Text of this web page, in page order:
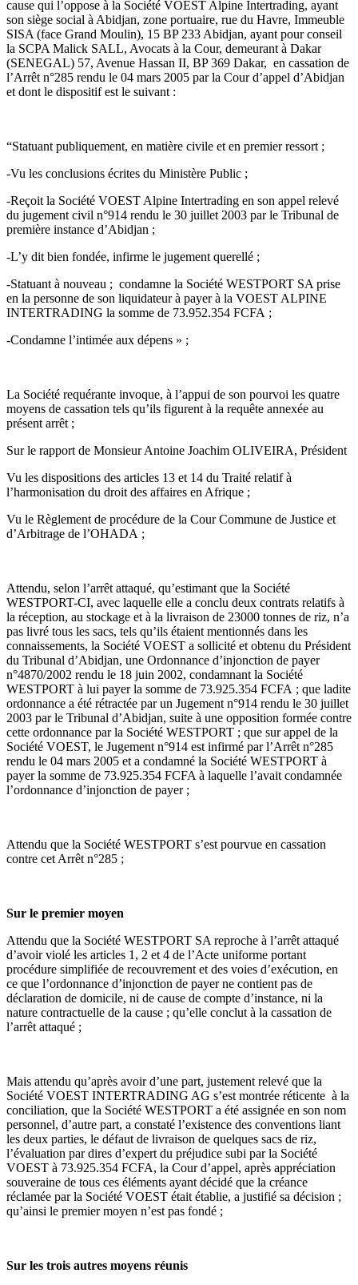
cause qui l’oppose à la Société VOEST Alpine Intertrading, ayant
son siège social à Abidjan, zone portuaire, rue du Havre, Immeuble
SISA (face Grand Moulin), 15 BP 233 Abidjan, ayant pour conseil
la SCPA Malick SALL, Avocats à la Cour, demeurant à Dakar
(SENEGAL) 57, Avenue Hassan II, BP 369 Dakar, en cassation de
l’Arrêt n°285 rendu le 04 mars 2005 par la Cour d’appel d’Abidjan
et dont le dispositif est le suivant :
“Statuant publiquement, en matière civile et en premier ressort ;
-Vu les conclusions écrites du Ministère Public ;
-Reçoit la Société VOEST Alpine Intertrading en son appel relevé
du jugement civil n°914 rendu le 30 juillet 2003 par le Tribunal de
première instance d’Abidjan ;
-L’y dit bien fondée, infirme le jugement querellé ;
-Statuant à nouveau ; condamne la Société WESTPORT SA prise
en la personne de son liquidateur à payer à la VOEST ALPINE
INTERTRADING la somme de 73.952.354 FCFA ;
-Condamne l’intimée aux dépens » ;
La Société requérante invoque, à l’appui de son pourvoi les quatre
moyens de cassation tels qu’ils figurent à la requête annexée au
présent arrêt ;
Sur le rapport de Monsieur Antoine Joachim OLIVEIRA, Président
Vu les dispositions des articles 13 et 14 du Traité relatif à
l’harmonisation du droit des affaires en Afrique ;
Vu le Règlement de procédure de la Cour Commune de Justice et
d’Arbitrage de l’OHADA ;
Attendu, selon l’arrêt attaqué, qu’estimant que la Société
WESTPORT-CI, avec laquelle elle a conclu deux contrats relatifs à
la réception, au stockage et à la livraison de 23000 tonnes de riz, n’a
pas livré tous les sacs, tels qu’ils étaient mentionnés dans les
connaissements, la Société VOEST a sollicité et obtenu du Président
du Tribunal d’Abidjan, une Ordonnance d’injonction de payer
n°4870/2002 rendu le 18 juin 2002, condamnant la Société
WESTPORT à lui payer la somme de 73.925.354 FCFA ; que ladite
ordonnance a été rétractée par un Jugement n°914 rendu le 30 juillet
2003 par le Tribunal d’Abidjan, suite à une opposition formée contre
cette ordonnance par la Société WESTPORT ; que sur appel de la
Société VOEST, le Jugement n°914 est infirmé par l’Arrêt n°285
rendu le 04 mars 2005 et a condamné la Société WESTPORT à
payer la somme de 73.925.354 FCFA à laquelle l’avait condamnée
l’ordonnance d’injonction de payer ;
Attendu que la Société WESTPORT s’est pourvue en cassation
contre cet Arrêt n°285 ;
Sur le premier moyen
Attendu que la Société WESTPORT SA reproche à l’arrêt attaqué
d’avoir violé les articles 1, 2 et 4 de l’Acte uniforme portant
procédure simplifiée de recouvrement et des voies d’exécution, en
ce que l’ordonnance d’injonction de payer ne contient pas de
déclaration de domicile, ni de cause de compte d’instance, ni la
nature contractuelle de la cause ; qu’elle conclut à la cassation de
l’arrêt attaqué ;
Mais attendu qu’après avoir d’une part, justement relevé que la
Société VOEST INTERTRADING AG s’est montrée réticente à la
conciliation, que la Société WESTPORT a été assignée en son nom
personnel, d’autre part, a constaté l’existence des conventions liant
les deux parties, le défaut de livraison de quelques sacs de riz,
l’évaluation par dires d’expert du préjudice subi par la Société
VOEST à 73.925.354 FCFA, la Cour d’appel, après appréciation
souveraine de tous ces éléments ayant décidé que la créance
réclamée par la Société VOEST était établie, a justifié sa décision ;
qu’ainsi le premier moyen n’est pas fondé ;
Sur les trois autres moyens réunis